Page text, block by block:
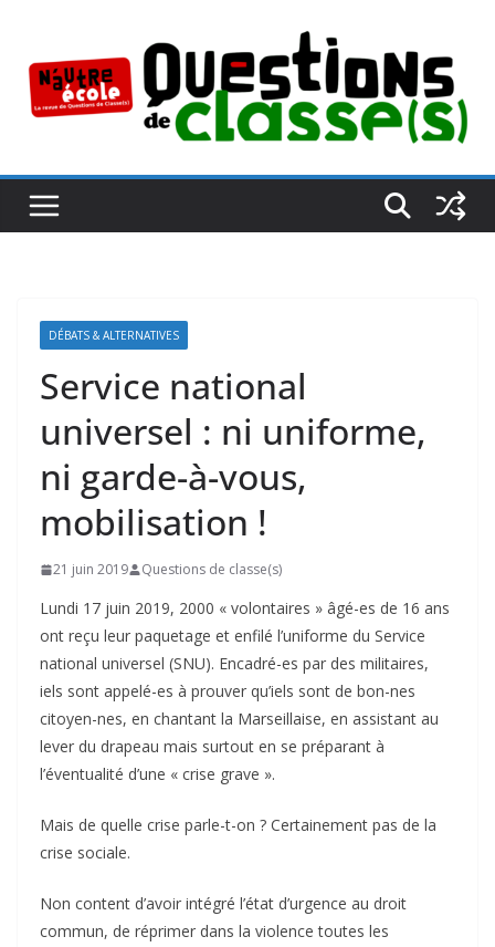
contenu
DÉBATS & ALTERNATIVES
Service national
universel : ni uniforme,
ni garde-à-vous,
mobilisation !
21 juin 2019 Questions de classe(s)
Lundi 17 juin 2019, 2000 « volontaires » âgé-es de 16 ans
ont reçu leur paquetage et enfilé l’uniforme du Service
national universel (SNU). Encadré-es par des militaires,
iels sont appelé-es à prouver qu’iels sont de bon-nes
citoyen-nes, en chantant la Marseillaise, en assistant au
lever du drapeau mais surtout en se préparant à
l’éventualité d’une « crise grave ».
Mais de quelle crise parle-t-on ? Certainement pas de la
crise sociale.
Non content d’avoir intégré l’état d’urgence au droit
commun, de réprimer dans la violence toutes les